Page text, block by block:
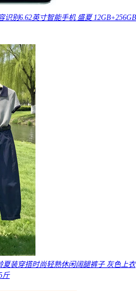
识别6.62英寸智能手机 盛夏 12GB+256GB
装穿搭时尚轻熟休闲阔腿裤子 灰色上衣
斤